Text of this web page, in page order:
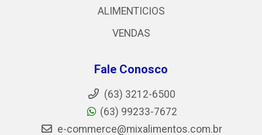
ALIMENTICIOS
VENDAS
Fale Conosco
(63) 3212-6500
(63) 99233-7672
e-commerce@mixalimentos.com.br